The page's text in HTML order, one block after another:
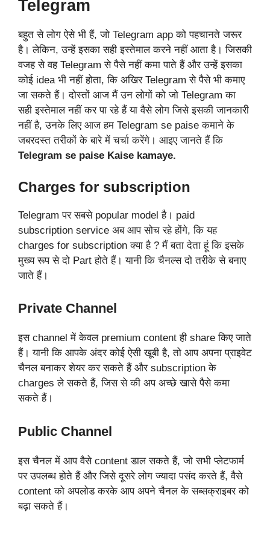
Telegram
बहुत से लोग ऐसे भी हैं, जो Telegram app को पहचानते जरूर
है। लेकिन, उन्हें इसका सही इस्तेमाल करने नहीं आता है। जिसकी
वजह से वह Telegram से पैसे नहीं कमा पाते हैं और उन्हें इसका
कोई idea भी नहीं होता, कि अखिर Telegram से पैसे भी कमाए
जा सकते हैं। दोस्तों आज मैं उन लोगों को जो Telegram का
सही इस्तेमाल नहीं कर पा रहे हैं या वैसे लोग जिसे इसकी जानकारी
नहीं है, उनके लिए आज हम Telegram se paise कमाने के
जबरदस्त तरीकों के बारे में चर्चा करेंगे। आइए जानते हैं कि
Telegram se paise Kaise kamaye.
Charges for subscription
Telegram पर सबसे popular model है। paid
subscription service अब आप सोच रहे होंगे, कि यह
charges for subscription क्या है ? मैं बता देता हूं कि इसके
मुख्य रूप से दो Part होते हैं। यानी कि चैनल्स दो तरीके से बनाए
जाते हैं।
Private Channel
इस channel में केवल premium content ही share किए जाते
हैं। यानी कि आपके अंदर कोई ऐसी खूबी है, तो आप अपना प्राइवेट
चैनल बनाकर शेयर कर सकते हैं और subscription के
charges ले सकते हैं, जिस से की अप अच्छे खासे पैसे कमा
सकते हैं।
Public Channel
इस चैनल में आप वैसे content डाल सकते हैं, जो सभी प्लेटफार्म
पर उपलब्ध होते हैं और जिसे दूसरे लोग ज्यादा पसंद करते हैं, वैसे
content को अपलोड करके आप अपने चैनल के सब्सक्राइबर को
बढ़ा सकते हैं।